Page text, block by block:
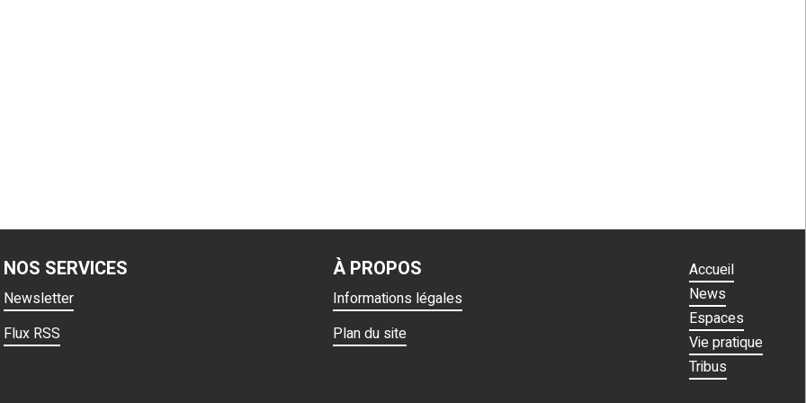
NOS SERVICES
Newsletter
Flux RSS
À PROPOS
Informations légales
Plan du site
Accueil
News
Espaces
Vie pratique
Tribus